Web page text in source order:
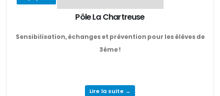
Pôle La Chartreuse
Sensibilisation, échanges et prévention pour les élèves de
3ème !
Lire la suite →